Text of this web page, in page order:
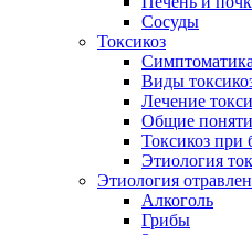
Сосуды
Токсикоз
Cимптоматика
Виды
Лечение
Общие
Токсикоз при
Этиология
Этиология
Алкоголь
Грибы